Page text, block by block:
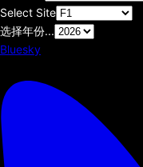
Select Site
选择年份...
Bluesky